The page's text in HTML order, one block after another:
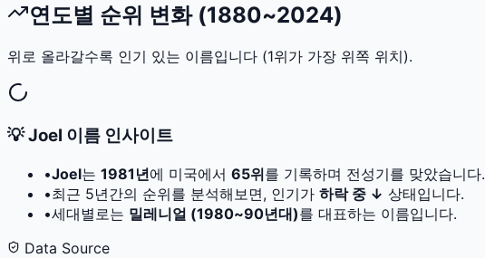
연도별 순위 변화 (1880~2024)
위로 올라갈수록 인기 있는 이름입니다 (1위가 가장 위쪽 위치).
💡Joel 이름 인사이트
•Joel는 1981 년에 미국에서 65위를 기록하며 전성기를 맞았습니다.
•최근 5년간의 순위를 분석해보면, 인기가 하락 중 ↓ 상태입니다.
•세대별로는 밀레니얼 (1980~90년대)를 대표하는 이름입니다.
Data Source